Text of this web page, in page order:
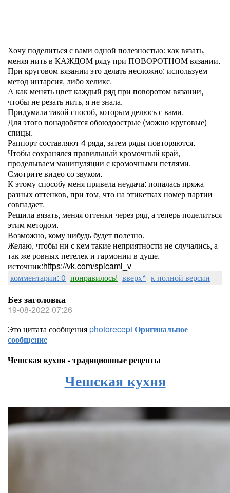
Хочу поделиться с вами одной полезностью: как вязать,
меняя нить в КАЖДОМ ряду при ПОВОРОТНОМ вязании.
При круговом вязании это делать несложно: используем
метод интарсия, либо хеликс.
А как менять цвет каждый ряд при поворотом вязании,
чтобы не резать нить, я не знала.
Придумала такой способ, которым делюсь с вами.
Для этого понадобятся обоюдоострые (можно круговые)
спицы.
Раппорт составляют 4 ряда, затем ряды повторяются.
Чтобы сохранялся правильный кромочный край,
проделываем манипуляции с кромочными петлями.
Смотрите видео со звуком.
К этому способу меня привела неудача: попалась пряжа
разных оттенков, при том, что на этикетках номер партии
совпадает.
Решила вязать, меняя оттенки через ряд, а теперь поделиться
этим методом.
Возможно, кому нибудь будет полезно.
Желаю, чтобы ни с кем такие неприятности не случались, а
так же ровных петелек и гармонии в душе.
источник:https://vk.com/spicami_v
комментарии: 0 понравилось! вверх^ к полной версии
Без заголовка
19-08-2022 07:26
Это цитата сообщенияphotoreceptОригинальное
сообщение
Чешская кухня - традиционные рецепты
Чешская кухня